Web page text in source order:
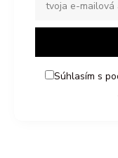
Súhlasím s